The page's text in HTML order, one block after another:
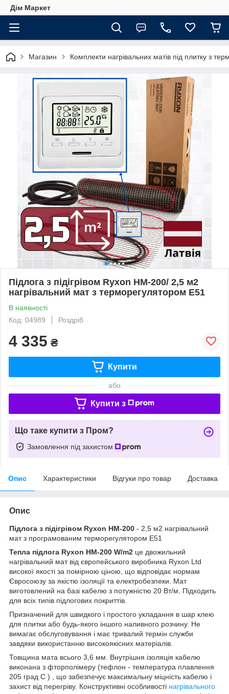
Дім Маркет
Магазин Комплекти нагрівальних матів під плитку з
Підлога з підігрівом Ryxon HM-200/ 2,5 м2
нагрівальний мат з терморегулятором E51
В наявності
Код: 04989
Роздріб
4 335 ₴
Купити
або
Купити з
Що таке купити з Пром?
Замовлення під захистом
Опис Характеристики Відгуки про товар Доставка
Опис
Підлога з підігрівом Ryxon HM-200 - 2,5 м2 нагрівальний
мат з програмованим терморегулятором E51
Тепла підлога Ryxon HM-200 W/m2 це двожильний
нагрівальний мат від європейського виробника Ryxon Ltd
високої якості за помірною ціною, що відповідає нормам
Євросоюзу за якістю ізоляції та електробезпеки. Мат
виготовлений на базі кабелю з потужністю 20 Вт/м. Підходить
для всіх типів підлогових покриттів.
Призначений для швидкого і простого укладання в шар клею
для плитки або будь-якого іншого наливного розчину. Не
вимагає обслуговування і має тривалий термін служби
завдяки використанню високоякісних матеріалів.
Товщина мата всього 3,6 мм. Внутрішня ізоляція кабелю
виконана з фторполімеру (тефлон - температура плавлення
205 град С ) , що забезпечує максимальну міцність кабелю і
захист від перегріву. Конструктивні особливості нагрівального